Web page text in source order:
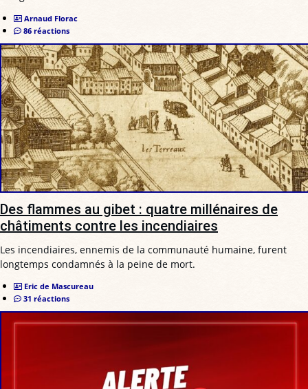
Arnaud Florac
86 réactions
Des flammes au gibet : quatre millénaires de
châtiments contre les incendiaires
Les incendiaires, ennemis de la communauté humaine, furent
longtemps condamnés à la peine de mort.
Eric de Mascureau
31 réactions